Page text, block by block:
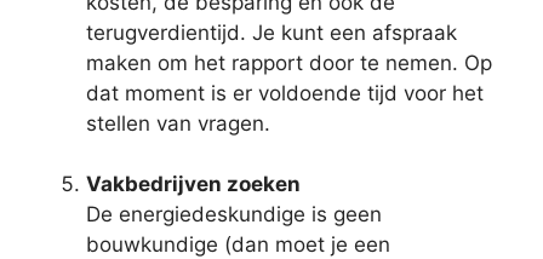
terugverdientijd. Je kunt een afspraak
maken om het rapport door te nemen. Op
dat moment is er voldoende tijd voor het
stellen van vragen.
Vakbedrijven zoeken
De energiedeskundige is geen
bouwkundige (dan moet je een